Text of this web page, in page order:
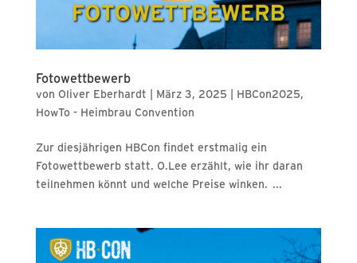
Fotowettbewerb
von Oliver Eberhardt März 3, 2025 HBCon2025,
HowTo - Heimbrau Convention
Zur diesjährigen HBCon findet erstmalig ein
Fotowettbewerb statt. O.Lee erzählt, wie ihr daran
teilnehmen könnt und welche Preise winken. ...